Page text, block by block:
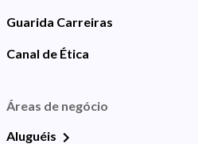
Guarida Carreiras
Canal de Ética
Áreas de negócio
Aluguéis